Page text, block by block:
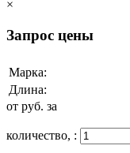
×
Запрос цены
Марка:
Длина:
от руб. за
количество, :